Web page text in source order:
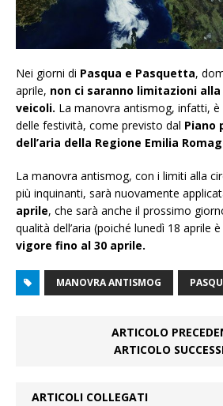
Nei giorni di Pasqua e Pasquetta,
aprile, non ci saranno limitazioni
veicoli. La manovra antismog, infatti,
delle festività, come previsto dal Piano
dell’aria della Regione Emilia
La manovra antismog, con i limiti alla
più inquinanti, sarà nuovamente
aprile, che sarà anche il prossimo
qualità dell’aria (poiché lunedì 18 aprile
vigore fino al 30 aprile.
MANOVRA ANTISMOG
ARTICOLO
ARTICOLO
ARTICOLI COLLEGATI